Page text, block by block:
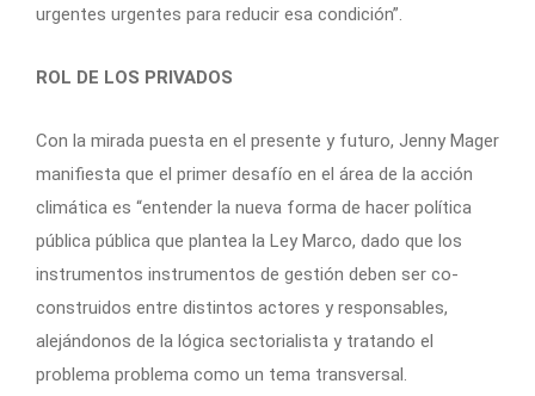
urgentes urgentes para reducir esa condición”.
ROL DE LOS PRIVADOS
Con la mirada puesta en el presente y futuro, Jenny Mager
manifiesta que el primer desafío en el área de la acción
climática es “entender la nueva forma de hacer política
pública pública que plantea la Ley Marco, dado que los
instrumentos instrumentos de gestión deben ser co-
construidos entre distintos actores y responsables,
alejándonos de la lógica sectorialista y tratando el
problema problema como un tema transversal.